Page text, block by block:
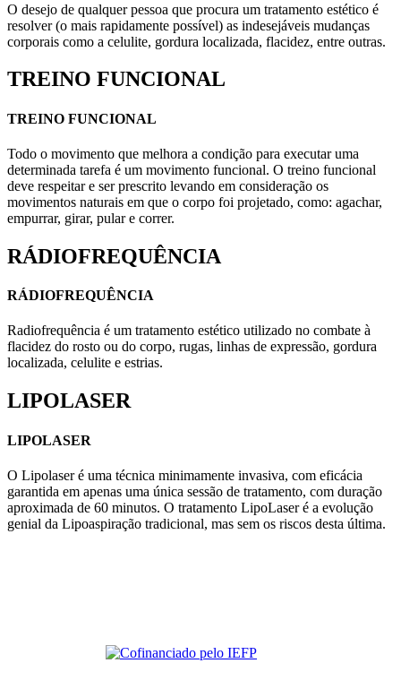
O desejo de qualquer pessoa que procura um tratamento estético é
resolver (o mais rapidamente possível) as indesejáveis mudanças
corporais como a celulite, gordura localizada, flacidez, entre outras.
TREINO FUNCIONAL
TREINO FUNCIONAL
Todo o movimento que melhora a condição para executar uma
determinada tarefa é um movimento funcional. O treino funcional
deve respeitar e ser prescrito levando em consideração os
movimentos naturais em que o corpo foi projetado, como: agachar,
empurrar, girar, pular e correr.
RÁDIOFREQUÊNCIA
RÁDIOFREQUÊNCIA
Radiofrequência é um tratamento estético utilizado no combate à
flacidez do rosto ou do corpo, rugas, linhas de expressão, gordura
localizada, celulite e estrias.
LIPOLASER
LIPOLASER
O Lipolaser é uma técnica minimamente invasiva, com eficácia
garantida em apenas uma única sessão de tratamento, com duração
aproximada de 60 minutos. O tratamento LipoLaser é a evolução
genial da Lipoaspiração tradicional, mas sem os riscos desta última.